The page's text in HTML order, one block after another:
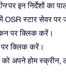
पर इन निर्देशों का
OSR स्टार सेवर पर
पर क्लिक करें।
क्लिक करें।
अपने होम स्क्रीन,